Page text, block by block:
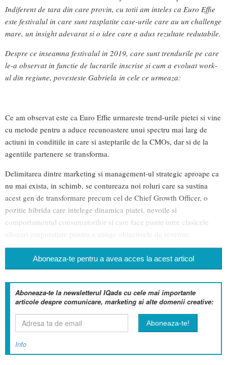
Indiferent de tara din care provin, cu totii am inteles ca Euro Effie
este festivalul in care sunt rasplatite case-urile care au un challenge
mare, un insight adevarat si o idee care a adus rezultate redutabile.
Despre ce inseamna festivalul in 2019, care sunt trendurile pe care
le-a observat in functie de lucrarile inscrise si cum a evoluat work-
ul din regiune, povesteste Gabriela in cele ce urmeaza:
Ce am observat este ca Euro Effie urmareste trend-urile pietei si vine
cu metode pentru a aduce recunoastere unui spectru mai larg de
actiuni in conditiile in care si asteptarile de la CMOs, dar si de la
agentiile partenere se transforma.
Delimitarea dintre marketing si management-ul strategic aproape ca
nu mai exista, in schimb, se contureaza noi roluri care sa sustina
acest gen de transformare precum cel de Chief Growth Officer, o
pozitie hibrida care intelege dinamica piatei, nevoile si
comportamentul consumatorilor si care face punte intre clasicele
silozuri corporatiste pentru a atinge obiectivele de revenue.
Aboneaza-te pentru a avea acces la acest articol
Aboneaza-te la newsletterul IQads cu cele mai importante
articole despre comunicare, marketing si alte domenii creative:
Info